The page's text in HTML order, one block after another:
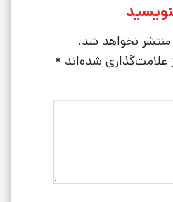
نخواهد شد.
شده‌اند *